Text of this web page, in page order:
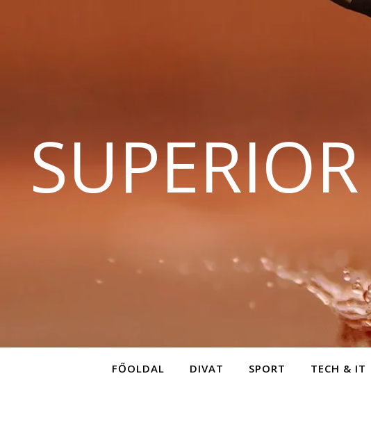
FŐOLDAL DIVAT SPORT TECH & IT